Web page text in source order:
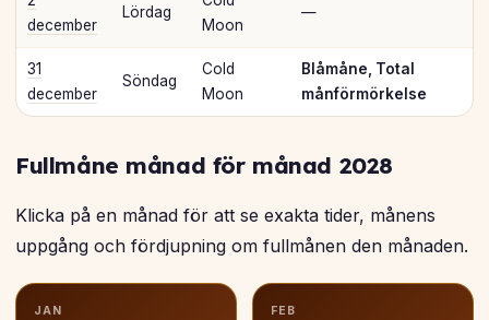
december
Lördag
Moon
—
31
december
Söndag
Cold
Moon
Blåmåne, Total
månförmörkelse
Fullmåne månad för månad 2028
Klicka på en månad för att se exakta tider, månens
uppgång och fördjupning om fullmånen den månaden.
JAN FEB